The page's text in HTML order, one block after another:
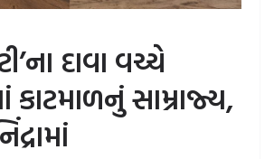
દાવા વચ્ચે
કાટમાળનું સામ્રાજ્ય,